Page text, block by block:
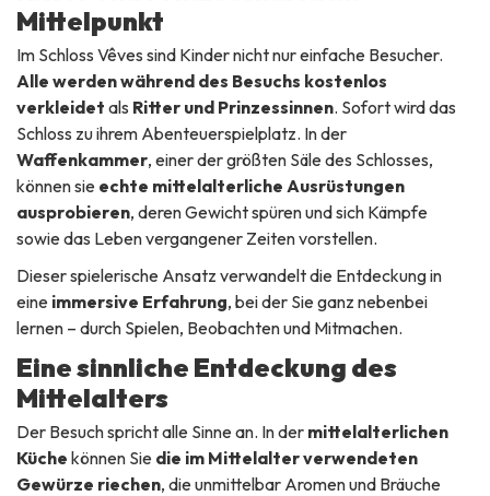
Mittelpunkt
Im Schloss Vêves sind Kinder nicht nur einfache Besucher.
Alle werden während des Besuchs kostenlos
verkleidet als Ritter und Prinzessinnen. Sofort wird das
Schloss zu ihrem Abenteuerspielplatz. In der
Waffenkammer, einer der größten Säle des Schlosses,
können sie echte mittelalterliche Ausrüstungen
ausprobieren, deren Gewicht spüren und sich Kämpfe
sowie das Leben vergangener Zeiten vorstellen.
Dieser spielerische Ansatz verwandelt die Entdeckung in
eine immersive Erfahrung, bei der Sie ganz nebenbei
lernen – durch Spielen, Beobachten und Mitmachen.
Eine sinnliche Entdeckung des
Mittelalters
Der Besuch spricht alle Sinne an. In der mittelalterlichen
Küche können Sie die im Mittelalter verwendeten
Gewürze riechen, die unmittelbar Aromen und Bräuche